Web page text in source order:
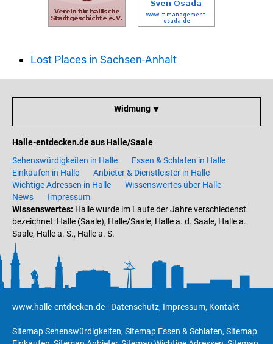
Lost Places in Sachsen-Anhalt
Widmung ⯆
Halle-entdecken.de aus Halle/Saale
Sehenswürdigkeiten in Halle
Essen & Schlafen in Halle
Einkaufen in Halle
Anbieter & Dienstleister in Halle
Wichtige Adressen in Halle
Wissenswertes über Halle
News
Impressum
Wissenswertes: Halle wurde im Laufe der Jahre verschiedenst
bezeichnet: Halle (Saale), Halle/Saale, Halle a. d. Saale, Halle a.
Saale, Halle a. S., Halle a. S.
www.halle-entdecken.de- Datenschutz, Impressum, Kontakt
Sitemap Sehenswürdigkeiten, Sitemap Essen & Schlafen, Sitemap